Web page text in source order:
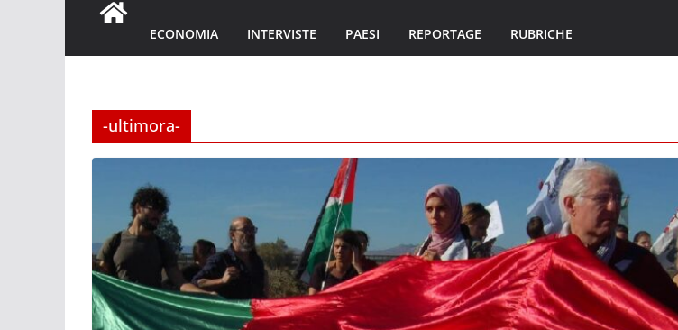
ECONOMIA INTERVISTE PAESI REPORTAGE RUBRICHE
-ultimora-